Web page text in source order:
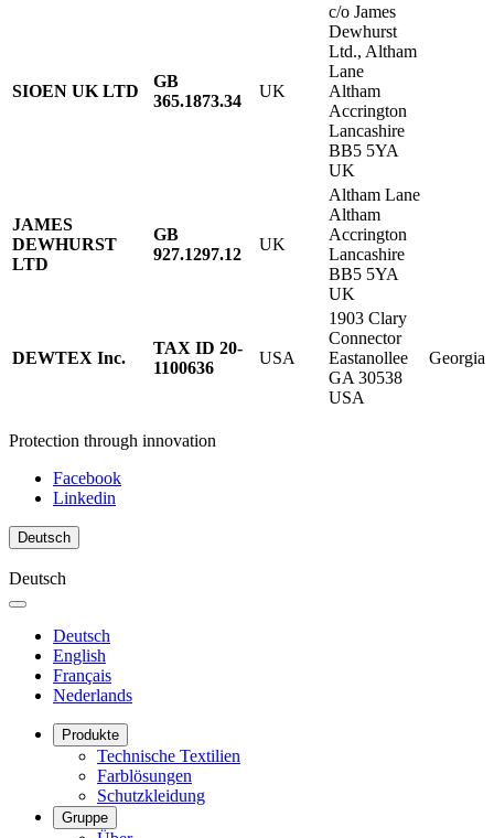
SIOEN UK LTD
​GB
365.1873.34
UK
c/o James
Dewhurst
Ltd., Altham
Lane
Altham
Accrington
Lancashire
BB5 5YA
UK
JAMES
DEWHURST
LTD
​GB
927.1297.12
UK
Altham Lane
Altham
Accrington
Lancashire
BB5 5YA
UK
DEWTEX Inc.
TAX ID 20-
1100636
USA
1903 Clary
Connector
Eastanollee
GA 30538
USA
Georgia
Protection through innovation
Facebook
Linkedin
Deutsch
Deutsch
Deutsch
English
Français
Nederlands
Produkte
Technische Textilien
Farblösungen
Schutzkleidung
Gruppe